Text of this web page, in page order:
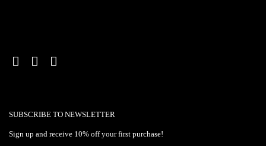
SUBSCRIBE TO NEWSLETTER
Sign up and receive 10% off your first purchase!